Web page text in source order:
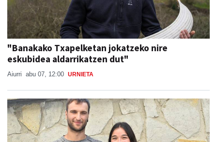
"Banakako Txapelketan jokatzeko nire
eskubidea aldarrikatzen dut"
Aiurri abu 07, 12:00 URNIETA